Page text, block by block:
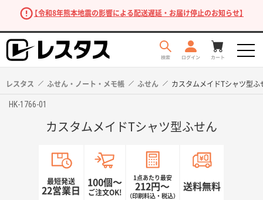
【令和8年熊本地震の影響による配送遅延・お届け停止のお知らせ】
レスタス ふせん・ノート・メモ帳 ふせん カスタムメイドTシャツ型ふ
HK-1766-01
カスタムメイドTシャツ型ふせん
最短発送
22営業日
100個〜
ご注文OK!
1点あたり最安
212円〜
（印刷料込・税込）
送料無料